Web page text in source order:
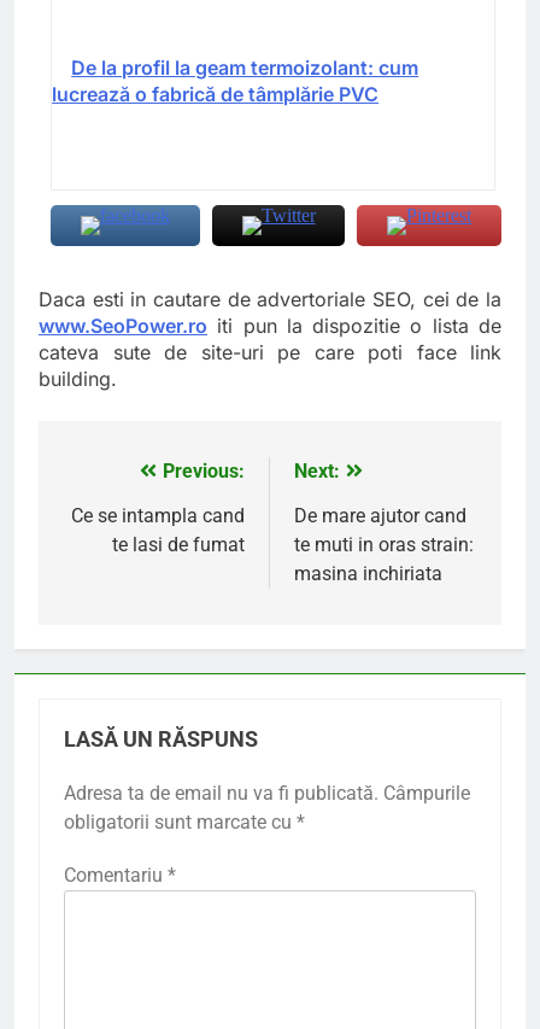
De la profil la geam termoizolant: cum
lucrează o fabrică de tâmplărie PVC
Daca esti in cautare de advertoriale SEO, cei de la
www.SeoPower.ro iti pun la dispozitie o lista de
cateva sute de site-uri pe care poti face link
building.
Navigare
în
Previous:
Ce se intampla cand
te lasi de fumat
Next:
De mare ajutor cand
te muti in oras strain:
masina inchiriata
LASĂ UN RĂSPUNS
Adresa ta de email nu va fi publicată. Câmpurile
obligatorii sunt marcate cu *
Comentariu *